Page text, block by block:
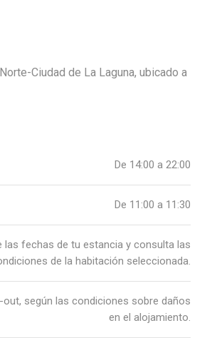
Ciudad de La Laguna, ubicado a
De 14:00 a 22:00
De 11:00 a 11:30
las fechas de tu estancia y consulta las
de la habitación seleccionada.
según las condiciones sobre daños
en el alojamiento.